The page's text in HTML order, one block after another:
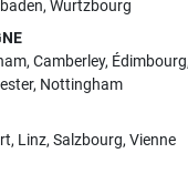
, Wurtzbourg
, Camberley, Édimbourg
, Nottingham
, Linz, Salzbourg, Vienne